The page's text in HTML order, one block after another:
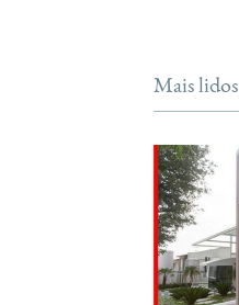
Mais lidos